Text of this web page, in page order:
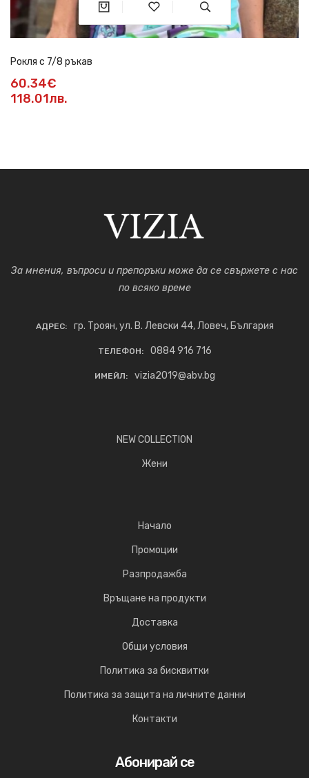
Рокля с 7/8 ръкав
60.34€
118.01лв.
За мнения, въпроси и препоръки може да се свържете с нас
по всяко време
АДРЕС: гр. Троян, ул. В. Левски 44, Ловеч, България
ТЕЛЕФОН: 0884 916 716
ИМЕЙЛ: vizia2019@abv.bg
NEW COLLECTION
Жени
Начало
Промоции
Разпродажба
Връщане на продукти
Доставка
Общи условия
Политика за бисквитки
Политика за защита на личните данни
Контакти
Абонирай се